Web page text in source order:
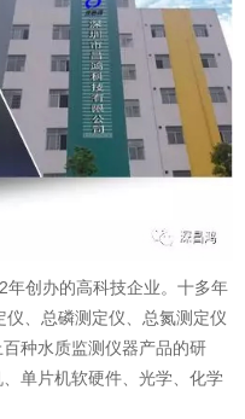
创办的高科技企业。十多年
、总磷测定仪、总氮测定仪
种水质监测仪器产品的研
单片机软硬件、光学、化学